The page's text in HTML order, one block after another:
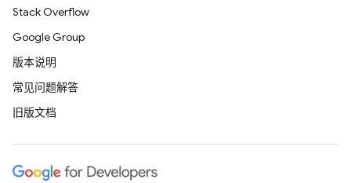
Stack Overflow
Google Group
版本说明
常见问题解答
旧版文档